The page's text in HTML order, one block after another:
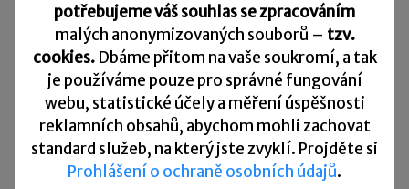
10. 8. 2026
Splatnost daně za červen 2026
Přehled všech termínů ►
Kurzovní lístek
Načítám
Načítám
potřebujeme váš souhlas se zpracováním
malých anonymizovaných souborů – tzv.
cookies. Dbáme přitom na vaše soukromí, a tak
je používáme pouze pro správné fungování
webu, statistické účely a měření úspěšnosti
reklamních obsahů, abychom mohli zachovat
standard služeb, na který jste zvyklí. Projděte si
Prohlášení o ochraně osobních údajů.